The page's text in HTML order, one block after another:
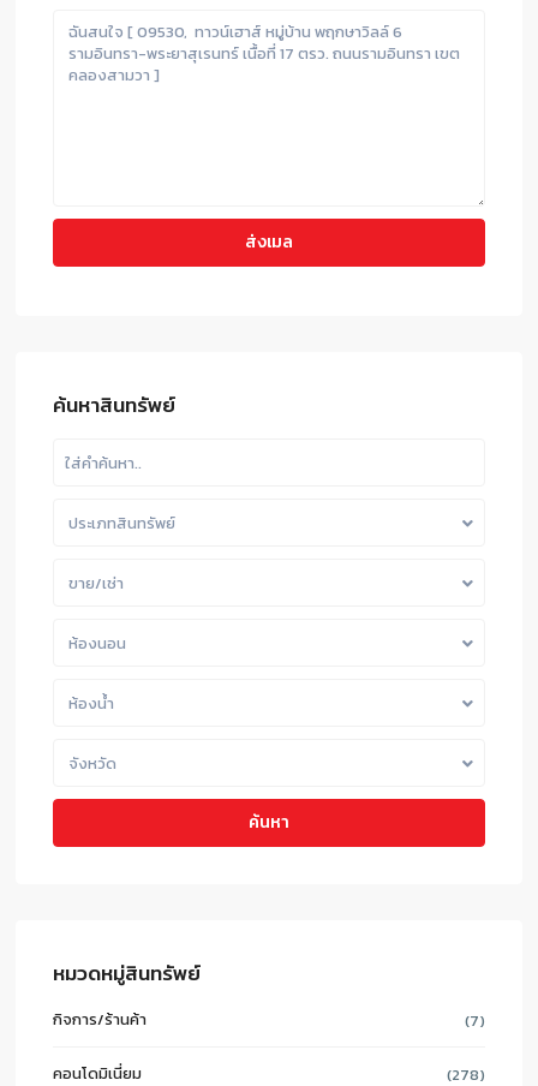
ค้นหาสินทรัพย์
ประเภทสินทรัพย์
ขาย/เช่า
ห้องนอน
ห้องน้ำ
จังหวัด
ค้นหา
หมวดหมู่สินทรัพย์
กิจการ/ร้านค้า (7)
คอนโดมิเนี่ยม (278)